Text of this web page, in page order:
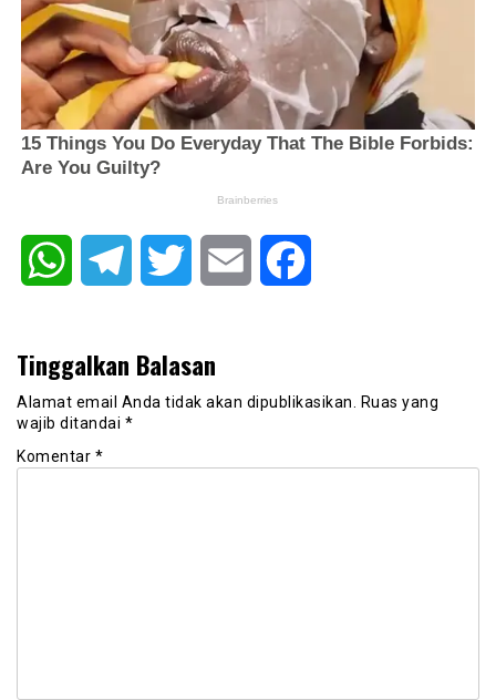
WhatsAppTelegram Twitter Email
Tinggalkan Balasan
Alamat email Anda tidak akan dipublikasikan.
Ruas yang
wajib ditandai *
Komentar *